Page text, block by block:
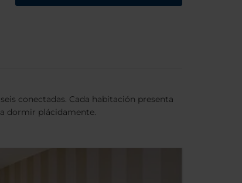
conectadas. Cada habitación presenta
dormir plácidamente.